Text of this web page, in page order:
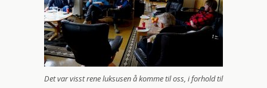
Det var visst rene luksusen å komme til oss, i forhold til